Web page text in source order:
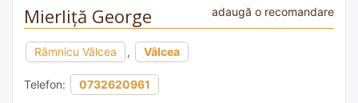
Mierliță George adaugă o recomandare
Râmnicu Vâlcea , Vâlcea
Telefon: 0732620961